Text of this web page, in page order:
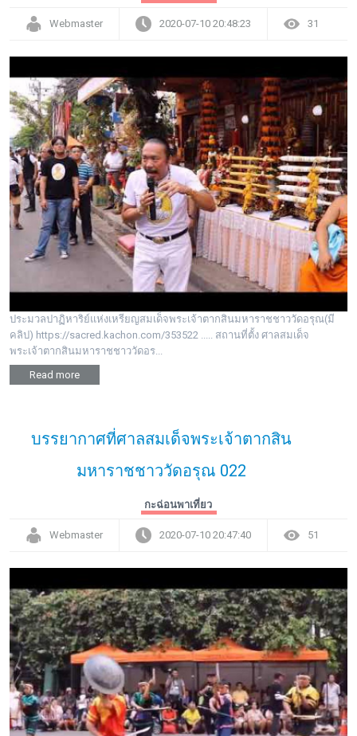
Webmaster 2020-07-10 20:48:23 31
ประมวลปาฏิหาริย์แห่งเหรียญสมเด็จพระเจ้าตากสินมหาราชชาววัดอรุณ(มี
คลิป) https://sacred.kachon.com/353522 ..... สถานที่ตั้ง ศาลสมเด็จ
พระเจ้าตากสินมหาราชชาววัดอร...
Read more
บรรยากาศที่ศาลสมเด็จพระเจ้าตากสิน
มหาราชชาววัดอรุณ 022
กะฉ่อนพาเที่ยว
Webmaster 2020-07-10 20:47:40 51